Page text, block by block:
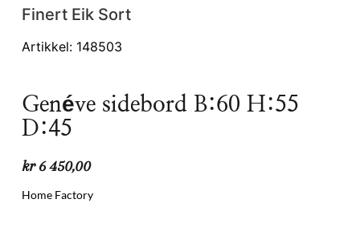
Finert Eik Sort
Artikkel: 148503
Genéve sidebord B:60 H:55
D:45
kr6 450,00
Home Factory